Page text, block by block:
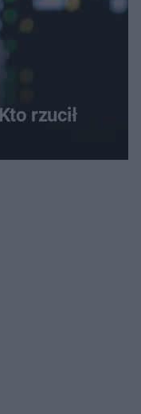
rzucił